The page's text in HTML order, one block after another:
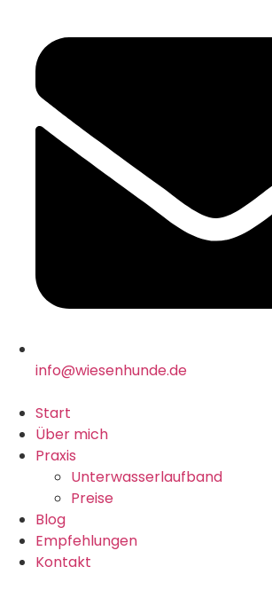
info@wiesenhunde.de
Start
Über mich
Praxis
Unterwasserlaufband
Preise
Blog
Empfehlungen
Kontakt